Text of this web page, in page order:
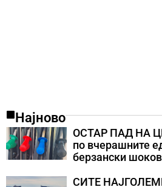
Најново
ОСТАР ПАД НА
по вчерашните
берзански
СИТЕ